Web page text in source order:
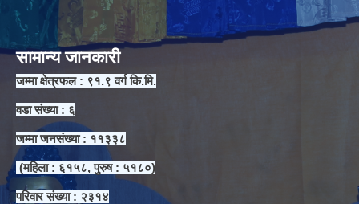
सामान्य जानकारी
जम्मा क्षेत्रफल : ९१.९ वर्ग कि.मि.
वडा संख्या : ६
जम्मा जनसंख्या : ११३३८
(महिला : ६१५८, पुरुष : ५१८०)
परिवार संख्या : २३१४